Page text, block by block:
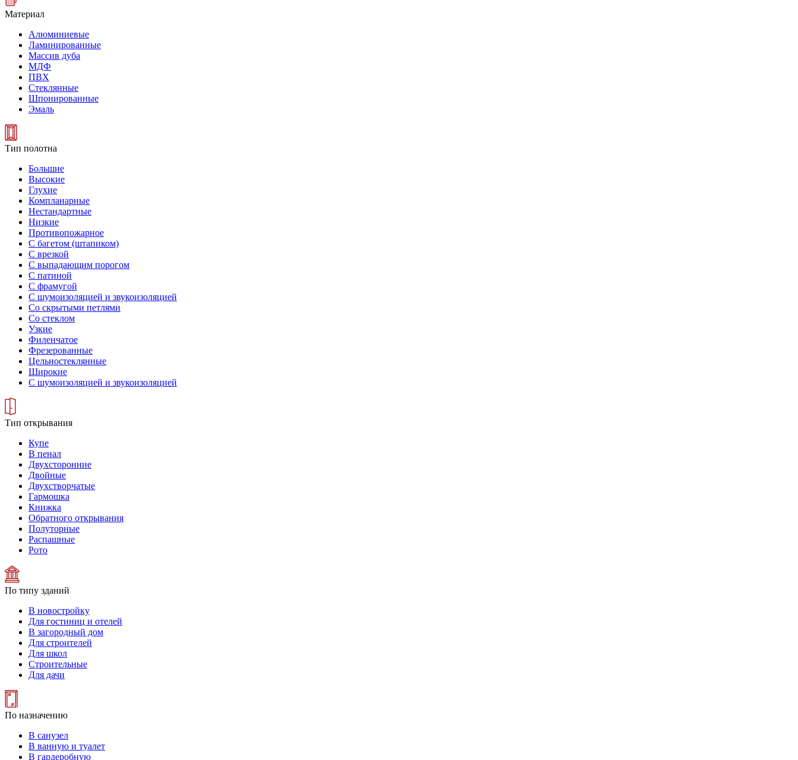
Материал
Алюминиевые
Ламинированные
Массив дуба
МДФ
ПВХ
Стеклянные
Шпонированные
Эмаль
Тип полотна
Большие
Высокие
Глухие
Компланарные
Нестандартные
Низкие
Противопожарное
С багетом (штапиком)
С врезкой
С выпадающим порогом
С патиной
С фрамугой
С шумоизоляцией и звукоизоляцией
Со скрытыми петлями
Со стеклом
Узкие
Филенчатое
Фрезерованные
Цельностеклянные
Широкие
С шумоизоляцией и звукоизоляцией
Тип открывания
Купе
В пенал
Двухсторонние
Двойные
Двухстворчатые
Гармошка
Книжка
Обратного открывания
Полуторные
Распашные
Рото
По типу зданий
В новостройку
Для гостиниц и отелей
В загородный дом
Для строителей
Для школ
Строительные
Для дачи
По назначению
В санузел
В ванную и туалет
В гардеробную